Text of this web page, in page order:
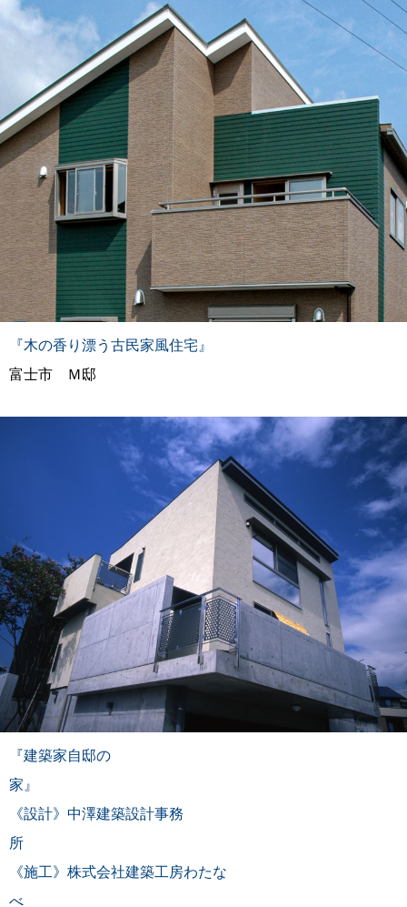
『木の香り漂う古民家風住宅』
富士市 Ｍ邸
『建築家自邸の
家
《設計》中澤建築設計事務
《施工》株式会社建築工房わたな